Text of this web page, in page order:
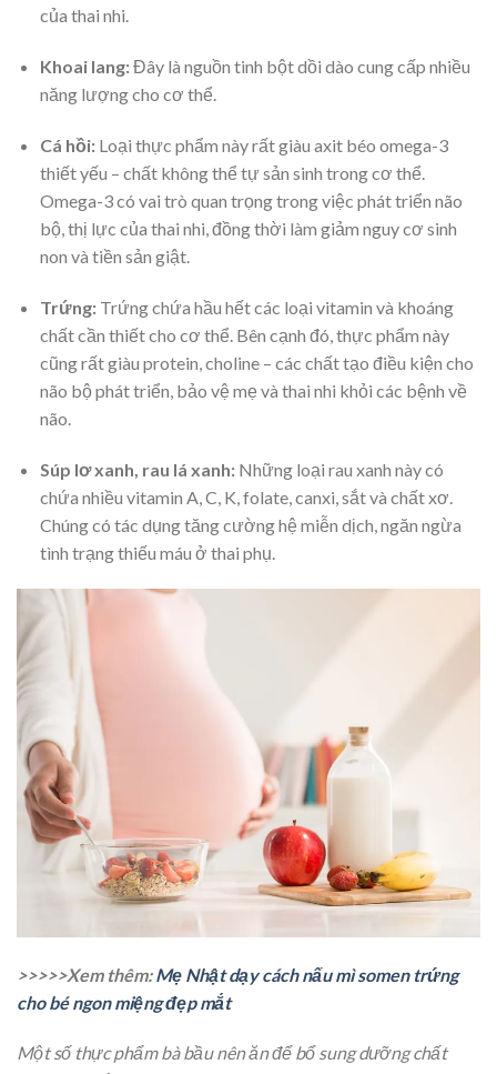
của thai nhi.
Khoai lang:Đây là nguồn tinh bột dồi dào cung cấp nhiều
năng lượng cho cơ thể.
Cá hồi: Loại thực phẩm này rất giàu axit béo omega-3
thiết yếu – chất không thể tự sản sinh trong cơ thể.
Omega-3 có vai trò quan trọng trong việc phát triển não
bộ, thị lực của thai nhi, đồng thời làm giảm nguy cơ sinh
non và tiền sản giật.
Trứng:Trứng chứa hầu hết các loại vitamin và khoáng
chất cần thiết cho cơ thể. Bên cạnh đó, thực phẩm này
cũng rất giàu protein, choline – các chất tạo điều kiện cho
não bộ phát triển, bảo vệ mẹ và thai nhi khỏi các bệnh về
não.
Súp lơ xanh, rau lá xanh: Những loại rau xanh này có
chứa nhiều vitamin A, C, K, folate, canxi, sắt và chất xơ.
Chúng có tác dụng tăng cường hệ miễn dịch, ngăn ngừa
tình trạng thiếu máu ở thai phụ.
>>>>>Xem thêm:Mẹ Nhật dạy cách nấu mì somen trứng
cho bé ngon miệng đẹp mắt
Một số thực phẩm bà bầu nên ăn để bổ sung dưỡng chất